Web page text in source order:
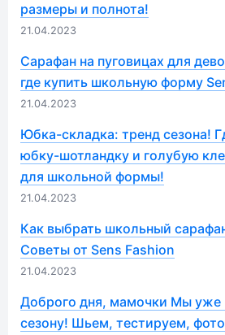
размеры и полнота!
21.04.2023
Сарафан на пуговицах для
где купить школьную форму
21.04.2023
Юбка-складка: тренд сезона!
юбку-шотландку и голубую
для школьной формы!
21.04.2023
Как выбрать школьный
Советы от Sens Fashion
21.04.2023
Доброго дня, мамочки Мы уже
сезону! Шьем, тестируем,